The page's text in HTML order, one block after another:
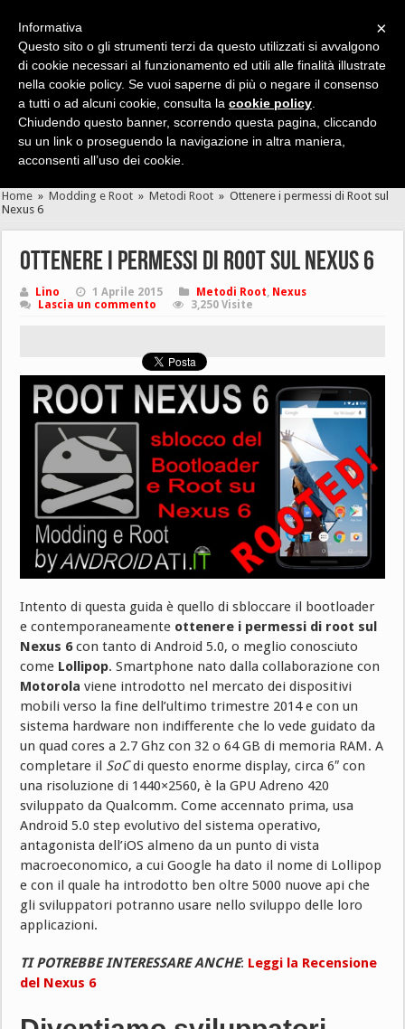
Cerca velocemente news, recensioni, guide, app, giochi ...
Home » Modding e Root » Metodi Root » Ottenere i permessi di Root sul
Nexus 6
Ottenere i permessi di Root sul Nexus 6
Lino 1 Aprile 2015 Metodi Root, Nexus
Lascia un commento
3,250 Visite
Intento di questa guida è quello di sbloccare il bootloader
e contemporaneamente ottenere i permessi di root sul
Nexus 6con tanto di Android 5.0, o meglio conosciuto
come Lollipop. Smartphone nato dalla collaborazione con
Motorola viene introdotto nel mercato dei dispositivi
mobili verso la fine dell’ultimo trimestre 2014 e con un
sistema hardware non indifferente che lo vede guidato da
un quad cores a 2.7 Ghz con 32 o 64 GB di memoria RAM. A
completare il SoCdi questo enorme display, circa 6″ con
una risoluzione di 1440×2560, è la GPU Adreno 420
sviluppato da Qualcomm. Come accennato prima, usa
Android 5.0 step evolutivo del sistema operativo,
antagonista dell’iOS almeno da un punto di vista
macroeconomico, a cui Google ha dato il nome di Lollipop
e con il quale ha introdotto ben oltre 5000 nuove api che
gli sviluppatori potranno usare nello sviluppo delle loro
applicazioni.
TI POTREBBE INTERESSARE ANCHE: Leggi la Recensione
del Nexus 6
×
Informativa
Questo sito o gli strumenti terzi da questo utilizzati si avvalgono
di cookie necessari al funzionamento ed utili alle finalità illustrate
nella cookie policy. Se vuoi saperne di più o negare il consenso
a tutti o ad alcuni cookie, consulta la cookie policy
Chiudendo questo banner, scorrendo questa pagina, cliccando
su un link o proseguendo la navigazione in altra maniera,
acconsenti all’uso dei cookie.